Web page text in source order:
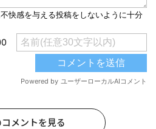
メントを見る